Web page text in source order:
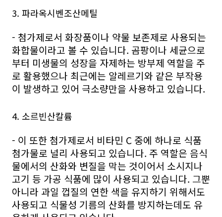
3. 파라옥시벤조산메틸
- 첨가제로서 화장품이나 약물 보존제로 사용되는
화합물이라고 볼 수 있습니다. 곰팡이나 세균으로
부터 미생물의 성장을 자제하는 방부제 역할을 주
로 활용했으나 최근에는 알레르기와 같은 부작용
이 발생하고 있어 극소량만을 사용하고 있습니다.
4. 소르빈산칼륨
- 이 또한 첨가제로서 비타민 C 중에 하나로 식품
첨가물로 널리 사용되고 있습니다. 주 역할은 음식
물에서의 산화와 변질을 막는 것이어서 소시지나
고기 등 가공 식품에 많이 사용되고 있습니다. 그뿐
아니라 과일 껍질의 연한 색을 유지하기 위해서도
사용되고 식물성 기름의 산화를 방지하는데도 유